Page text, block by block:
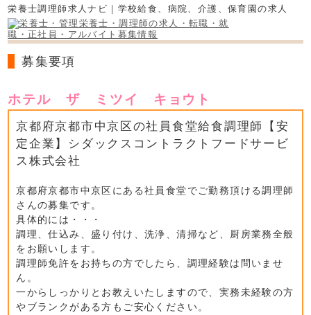
栄養士調理師求人ナビ｜学校給食、病院、介護、保育園の求人
募集要項
ホテル ザ ミツイ キョウト
京都府京都市中京区の社員食堂給食調理師【安
定企業】シダックスコントラクトフードサービ
ス株式会社
京都府京都市中京区にある社員食堂でご勤務頂ける調理師
さんの募集です。
具体的には・・・
調理、仕込み、盛り付け、洗浄、清掃など、厨房業務全般
をお願いします。
調理師免許をお持ちの方でしたら、調理経験は問いませ
ん。
一からしっかりとお教えいたしますので、実務未経験の方
やブランクがある方もご安心ください。